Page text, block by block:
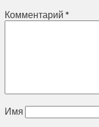
Комментарий *
Имя